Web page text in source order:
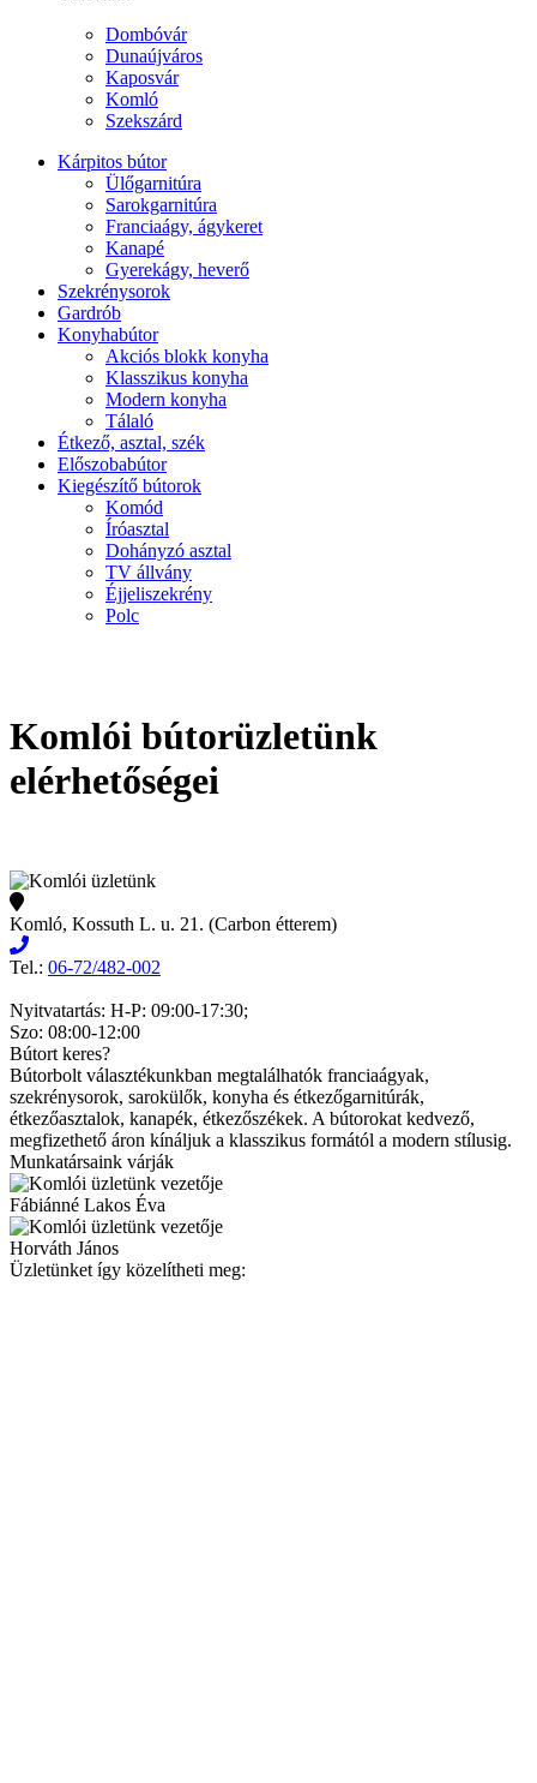
Dombóvár
Dunaújváros
Kaposvár
Komló
Szekszárd
Kárpitos bútor
Ülőgarnitúra
Sarokgarnitúra
Franciaágy, ágykeret
Kanapé
Gyerekágy, heverő
Szekrénysorok
Gardrób
Konyhabútor
Akciós blokk konyha
Klasszikus konyha
Modern konyha
Tálaló
Étkező, asztal, szék
Előszobabútor
Kiegészítő bútorok
Komód
Íróasztal
Dohányzó asztal
TV állvány
Éjjeliszekrény
Polc
Komlói bútorüzletünk
elérhetőségei
Komló, Kossuth L. u. 21. (Carbon étterem)
Tel.: 06-72/482-002
Nyitvatartás: H-P: 09:00-17:30;
Szo: 08:00-12:00
Bútort keres?
Bútorbolt választékunkban megtalálhatók franciaágyak,
szekrénysorok, sarokülők, konyha és étkezőgarnitúrák,
étkezőasztalok, kanapék, étkezőszékek. A bútorokat kedvező,
megfizethető áron kínáljuk a klasszikus formától a modern stílusig.
Munkatársaink várják
Fábiánné Lakos Éva
Horváth János
Üzletünket így közelítheti meg: